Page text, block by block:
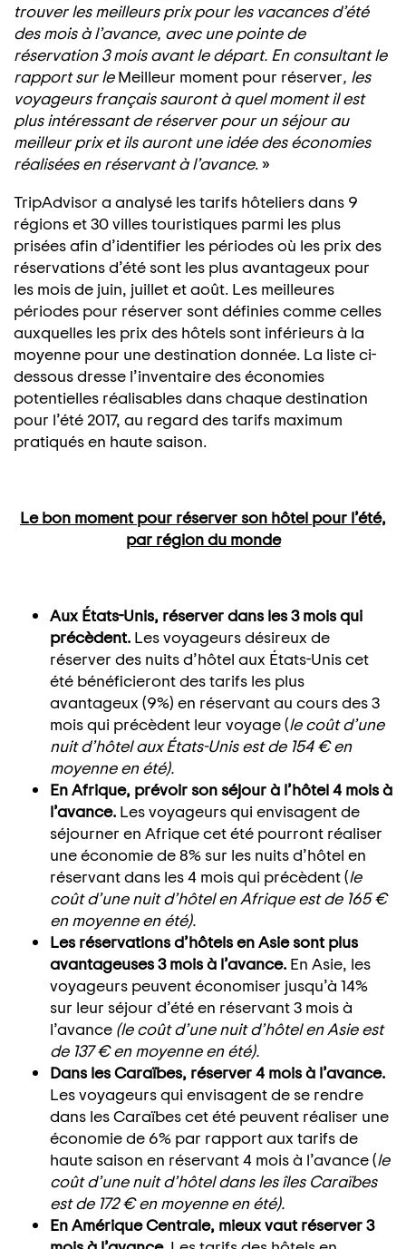
trouver les meilleurs prix pour les vacances d’été
des mois à l’avance, avec une pointe de
réservation 3 mois avant le départ. En consultant le
rapport sur leMeilleur moment pour réserver, les
voyageurs français sauront à quel moment il est
plus intéressant de réserver pour un séjour au
meilleur prix et ils auront une idée des économies
réalisées en réservant à l’avance. »
TripAdvisor a analysé les tarifs hôteliers dans 9
régions et 30 villes touristiques parmi les plus
prisées afin d’identifier les périodes où les prix des
réservations d’été sont les plus avantageux pour
les mois de juin, juillet et août. Les meilleures
périodes pour réserver sont définies comme celles
auxquelles les prix des hôtels sont inférieurs à la
moyenne pour une destination donnée. La liste ci-
dessous dresse l’inventaire des économies
potentielles réalisables dans chaque destination
pour l’été 2017, au regard des tarifs maximum
pratiqués en haute saison.
Le bon moment pour réserver son hôtel pour l’été,
par région du monde
Aux États-Unis, réserver dans les 3 mois qui
précèdent. Les voyageurs désireux de
réserver des nuits d’hôtel aux États-Unis cet
été bénéficieront des tarifs les plus
avantageux (9%) en réservant au cours des 3
mois qui précèdent leur voyage (le coût d’une
nuit d’hôtel aux États-Unis est de 154 € en
moyenne en été).
En Afrique, prévoir son séjour à l’hôtel 4 mois à
l’avance. Les voyageurs qui envisagent de
séjourner en Afrique cet été pourront réaliser
une économie de 8% sur les nuits d’hôtel en
réservant dans les 4 mois qui précèdent (le
coût d’une nuit d’hôtel en Afrique est de 165 €
en moyenne en été).
Les réservations d’hôtels en Asie sont plus
avantageuses 3 mois à l’avance. En Asie, les
voyageurs peuvent économiser jusqu’à 14%
sur leur séjour d’été en réservant 3 mois à
l’avance (le coût d’une nuit d’hôtel en Asie est
de 137 € en moyenne en été).
Dans les Caraïbes, réserver 4 mois à l’avance.
Les voyageurs qui envisagent de se rendre
dans les Caraïbes cet été peuvent réaliser une
économie de 6% par rapport aux tarifs de
haute saison en réservant 4 mois à l’avance (le
coût d’une nuit d’hôtel dans les îles Caraïbes
est de 172 € en moyenne en été).
En Amérique Centrale, mieux vaut réserver 3